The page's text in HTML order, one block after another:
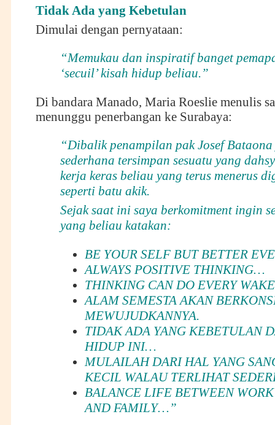
Tidak Ada yang Kebetulan
Dimulai dengan pernyataan:
“Memukau dan inspiratif banget
‘secuil’ kisah hidup beliau.”
Di bandara Manado, Maria Roeslie menulis
menunggu penerbangan ke Surabaya:
“Dibalik penampilan pak Josef Bataona
sederhana tersimpan sesuatu yang
kerja keras beliau yang terus menerus
seperti batu akik.
Sejak saat ini saya berkomitment ingin
yang beliau katakan:
BE YOUR SELF BUT BETTER
ALWAYS POSITIVE THINKING…
THINKING CAN DO EVERY
ALAM SEMESTA AKAN
MEWUJUDKANNYA.
TIDAK ADA YANG KEBETULAN
HIDUP INI…
MULAILAH DARI HAL YANG
KECIL WALAU TERLIHAT
BALANCE LIFE BETWEEN
AND FAMILY…”